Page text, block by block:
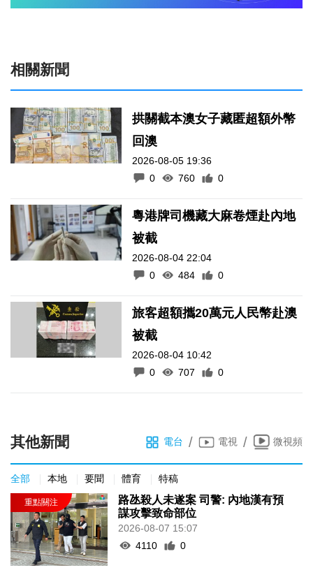
相關新聞
拱關截本澳女子藏匿超額外幣
回澳
2026-08-05 19:36
0
760 0
粵港牌司機藏大麻卷煙赴內地
被截
2026-08-04 22:04
0
484 0
旅客超額攜20萬元人民幣赴澳
被截
2026-08-04 10:42
0
707 0
其他新聞 電台 / 電視 / 微視頻
全部 本地 要聞 體育 特稿
路氹殺人未遂案 司警: 內地漢有預
謀攻擊致命部位
2026-08-07 15:07
4110
0